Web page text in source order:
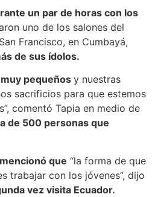
un par de horas con los
uno de los salones del
Francisco, en Cumbayá,
de sus ídolos.
pequeños y nuestras
sacrificios para que estemos
comentó Tapia en medio de
de 500 personas que
que “la forma de que
trabajar con los jóvenes”, dijo
vez visita Ecuador.